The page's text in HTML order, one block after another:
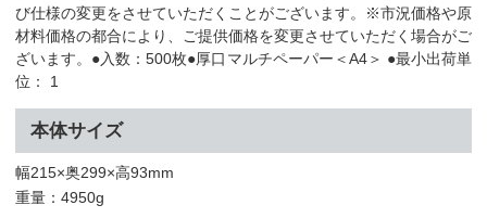
び仕様の変更をさせていただくことがございます。※市況価格や原
材料価格の都合により、ご提供価格を変更させていただく場合がご
ざいます。●入数：500枚●厚口マルチペーパー＜A4＞ ●最小出荷単
位： 1
本体サイズ
幅215×奥299×高93mm
重量：4950g